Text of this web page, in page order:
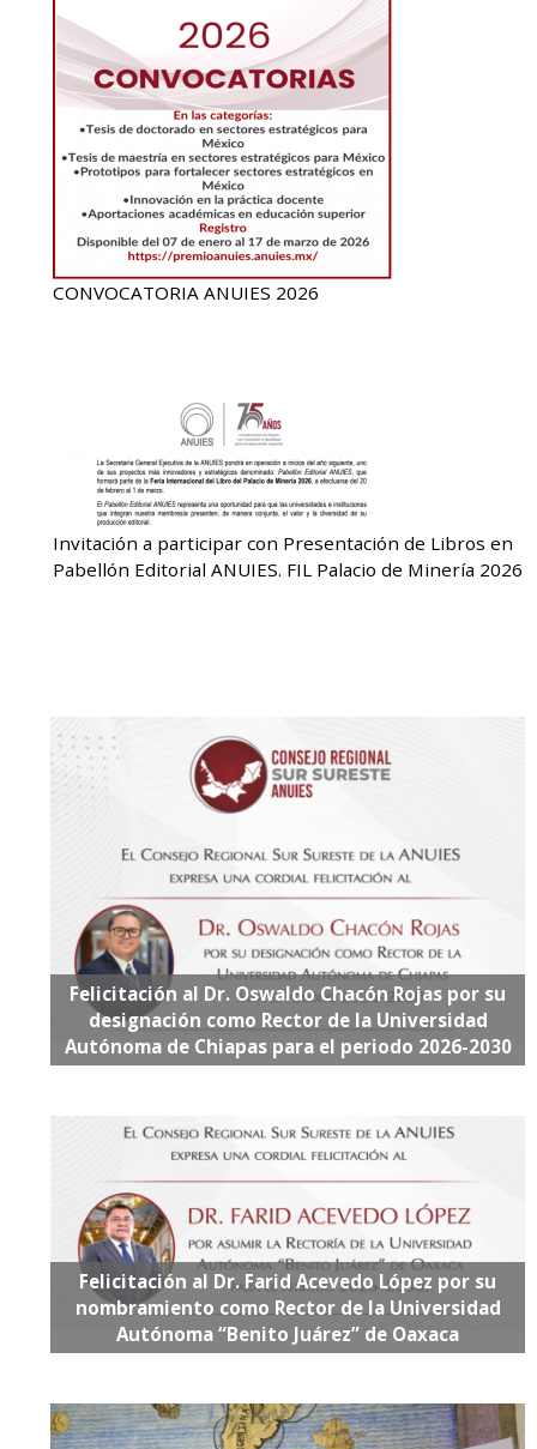
CONVOCATORIA ANUIES 2026
Invitación a participar con Presentación de Libros en
Pabellón Editorial ANUIES. FIL Palacio de Minería 2026
Felicitación al Dr. Oswaldo Chacón Rojas por su
designación como Rector de la Universidad
Autónoma de Chiapas para el periodo 2026-2030
Felicitación al Dr. Farid Acevedo López por su
nombramiento como Rector de la Universidad
Autónoma “Benito Juárez” de Oaxaca